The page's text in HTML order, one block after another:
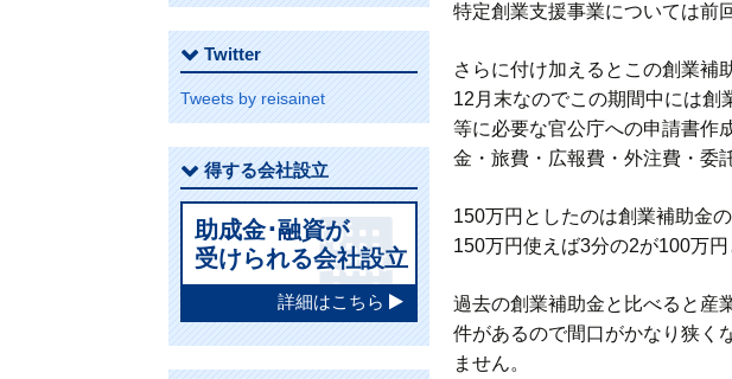
特定創業支援事業につ
さらに付け加えるとこの創業補
12月末なのでこの期間中には創
等に必要な官公庁への申請書作
金・旅費・広報費・外注費・委
150万円としたのは創業補助金
150万円使えば3分の2が100万円
過去の創業補助金と比べると産
件があるので間口がかなり狭く
ません。
Twitter
Tweets by reisainet
得する会社設立
助成金･融資が
受けられる会社設立
詳細はこちら